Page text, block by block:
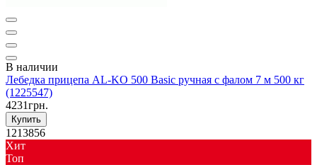
В наличии
Лебедка прицепа AL-KO 500 Basic ручная с фалом 7 м 500 кг
(1225547)
4231грн.
Купить
1213856
Хит
Toп